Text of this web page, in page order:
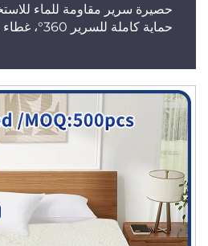
حصيرة سرير مقاومة للماء
حماية كاملة للسرير 360°، غطاء واقي للمرتبة ضد الماء